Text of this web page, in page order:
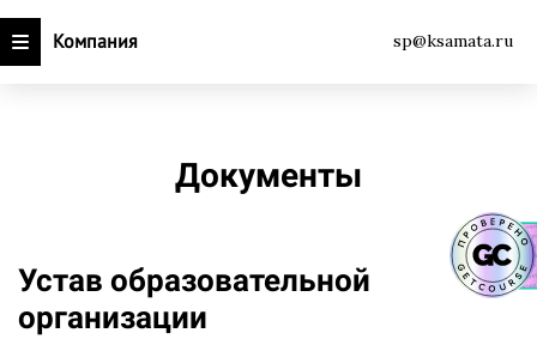
Компания sp@ksamata.ru
Документы
Устав образовательной
организации